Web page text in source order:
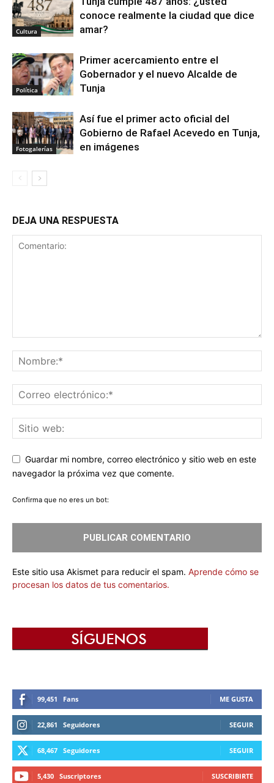
Cultura
conoce realmente la ciudad que dice
amar?
Política
Primer acercamiento entre el
Gobernador y el nuevo Alcalde de
Tunja
Fotogalerías
Así fue el primer acto oficial del
Gobierno de Rafael Acevedo en Tunja,
en imágenes
DEJA UNA RESPUESTA
Guardar mi nombre, correo electrónico y sitio web en este
navegador la próxima vez que comente.
Confirma que no eres un bot:
Este sitio usa Akismet para reducir el spam. Aprende cómo se
procesan los datos de tus comentarios.
99,451 Fans ME GUSTA
22,861 Seguidores SEGUIR
68,467 Seguidores SEGUIR
5,430 Suscriptores SUSCRIBIRTE